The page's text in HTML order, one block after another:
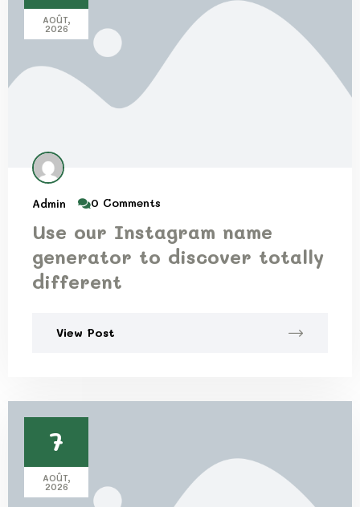
AOÛT,
2026
Admin 0 Comments
Use our Instagram name
generator to discover totally
different
View Post
7
AOÛT,
2026